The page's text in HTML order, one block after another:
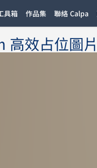
具箱 作品集 聯絡 Calpa
高效占位圖